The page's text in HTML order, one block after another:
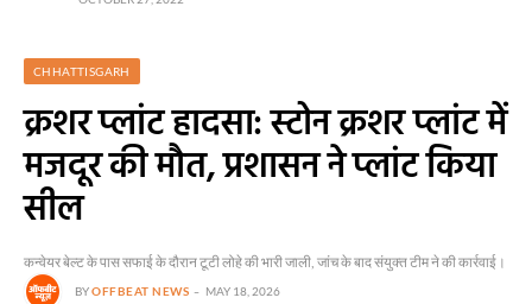
CHHATTISGARH
क्रशर प्लांट हादसा: स्टोन क्रशर प्लांट में
मजदूर की मौत, प्रशासन ने प्लांट किया
सील
कन्वेयर बेल्ट के पास सफाई के दौरान टूटी लोहे की भारी जाली, जांच के बाद संयुक्त टीम ने की कार्रवाई।
BYOFFBEAT NEWS MAY 18, 2026